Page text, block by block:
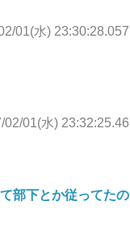
01(水)
02/01(水)
部下とか従ってたの